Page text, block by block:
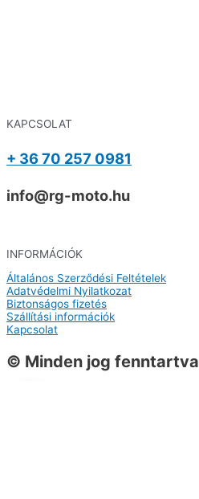
KAPCSOLAT
+ 36 70 257 0981
info@rg-moto.hu
INFORMÁCIÓK
Általános Szerződési Feltételek
Adatvédelmi Nyilatkozat
Biztonságos fizetés
Szállítási információk
Kapcsolat
© Minden jog fenntartva